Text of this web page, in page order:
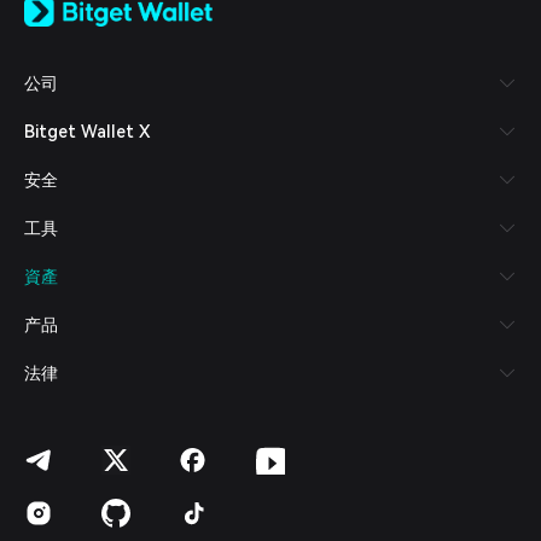
日本語
Español (Latinoamérica)
Italiano
Deutsch
繁體中文
Bahasa Indonesia
ภาษาไทย
العربية
हिन्दी
Español (Argentina)
公司
Bitget Wallet X
安全
工具
資產
产品
法律